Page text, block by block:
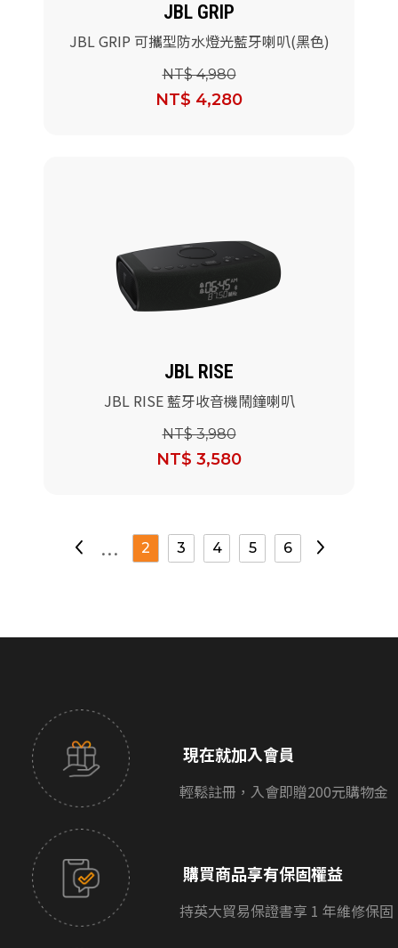
JBL GRIP
JBL GRIP 可攜型防水燈光藍牙喇叭(黑色)
NT$ 4,980
NT$ 4,280
JBL RISE
JBL RISE 藍牙收音機鬧鐘喇叭
NT$ 3,980
NT$ 3,580
... 2 3 4 5 6
現在就加入會員
輕鬆註冊，入會即贈200元購物金
購買商品享有保固權益
持英大貿易保證書享 1 年維修保固